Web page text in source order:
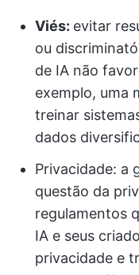
Viés: evitar
ou
de IA não
exemplo, uma
treinar
dados
Privacidade: a
questão da
regulamentos
IA e seus
privacidade e